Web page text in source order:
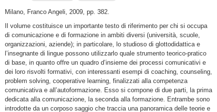
Milano, Franco Angeli, 2009, pp. 382.
Il volume costituisce un importante testo di riferimento per chi si occupa
di comunicazione e di formazione in ambiti diversi (università, scuole,
organizzazioni, aziende); in particolare, lo studioso di glottodidattica e
l’insegnante di lingue possono utilizzarlo quale strumento teorico-pratico
di base, in quanto offre un quadro d’insieme dei processi comunicativi e
dei loro risvolti formativi, con interessanti esempi di coaching, counseling,
problem solving, cooperative learning, finalizzati alla competenza
comunicativa e all’autoformazione. Esso si compone di due parti, la prima
dedicata alla comunicazione, la seconda alla formazione. Entrambe sono
introdotte da un corposo saggio che traccia una panoramica delle teorie e